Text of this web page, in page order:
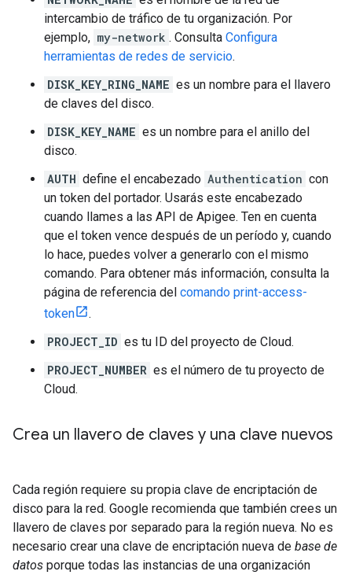
intercambio de tráfico de tu organización. Por
ejemplo, my-network . Consulta Configura
herramientas de redes de servicio.
DISK_KEY_RING_NAME es un nombre para el llavero
de claves del disco.
DISK_KEY_NAME es un nombre para el anillo del
disco.
AUTH define el encabezado Authentication con
un token del portador. Usarás este encabezado
cuando llames a las API de Apigee. Ten en cuenta
que el token vence después de un período y, cuando
lo hace, puedes volver a generarlo con el mismo
comando. Para obtener más información, consulta la
página de referencia del comando print-access-
token
.
PROJECT_ID es tu ID del proyecto de Cloud.
PROJECT_NUMBER es el número de tu proyecto de
Cloud.
Crea un llavero de claves y una clave nuevos
Cada región requiere su propia clave de encriptación de
disco para la red. Google recomienda que también crees un
llavero de claves por separado para la región nueva. No es
necesario crear una clave de encriptación nueva de base de
datos porque todas las instancias de una organización